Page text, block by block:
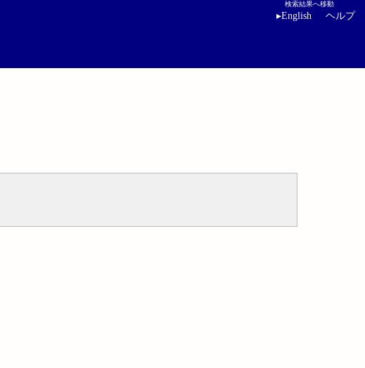
検索結果へ移動
▸English ヘルプ